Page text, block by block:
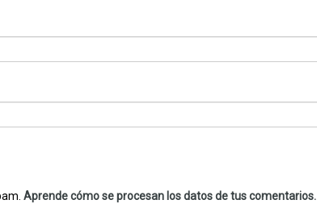
Aprende cómo se procesan los datos de tus comentarios.